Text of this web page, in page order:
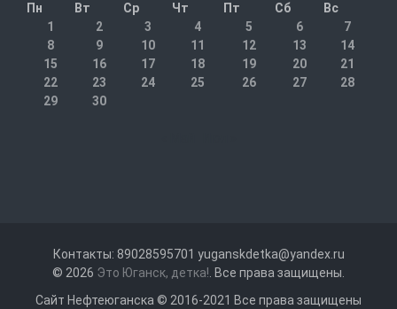
Пн
Вт Ср Чт Пт Сб
Вс
1
2 3 4 5 6
7
8
9 10 11 12 13
14
15
16 17 18 19 20
21
22
23 24 25 26 27
28
29
30
Контакты: 89028595701 yuganskdetka@yandex.ru
© 2026 Это Юганск, детка! . Все права защищены.
Сайт Нефтеюганска © 2016-2021 Все права защищены